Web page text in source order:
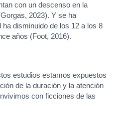
con un descenso en la
2023). Y se ha
disminuido de los 12 a los 8
años (Foot, 2016).
estudios estamos expuestos
de la duración y la atención
con ficciones de las